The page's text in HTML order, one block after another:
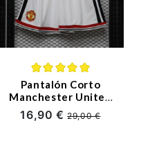
Pantalón Corto
Manchester United
Primera Equipación
2026/2027 Blanco
16,90 €29,00 €